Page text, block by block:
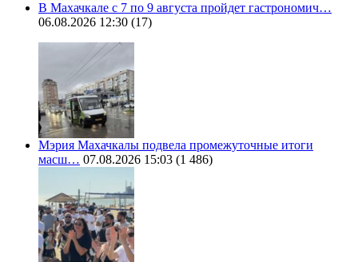
В Махачкале с 7 по 9 августа пройдет гастрономич…
06.08.2026 12:30 (17)
Мэрия Махачкалы подвела промежуточные итоги
масш… 07.08.2026 15:03 (1 486)